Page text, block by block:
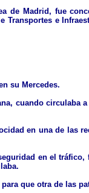
de Madrid, fue
e
su Mercedes.
cuando circulaba
en una de las
en el tráfico,
que otra de las